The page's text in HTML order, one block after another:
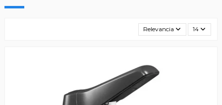
Relevancia 14